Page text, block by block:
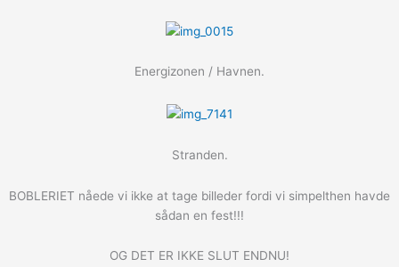
Energizonen / Havnen.
Stranden.
BOBLERIET nåede vi ikke at tage billeder fordi vi simpelthen havde
sådan en fest!!!
OG DET ER IKKE SLUT ENDNU!